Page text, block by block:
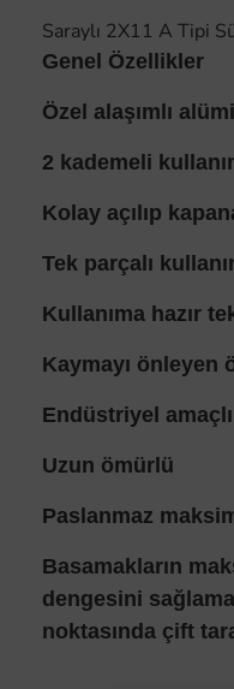
Saraylı 2X11 A Tipi
Genel Özellikler
Özel alaşımlı
2 kademeli
Kolay açılıp
Tek parçalı
Kullanıma hazır
Kaymayı önleyen
Endüstriyel
Uzun ömürlü
Paslanmaz
Basamakların
dengesini
noktasında çift